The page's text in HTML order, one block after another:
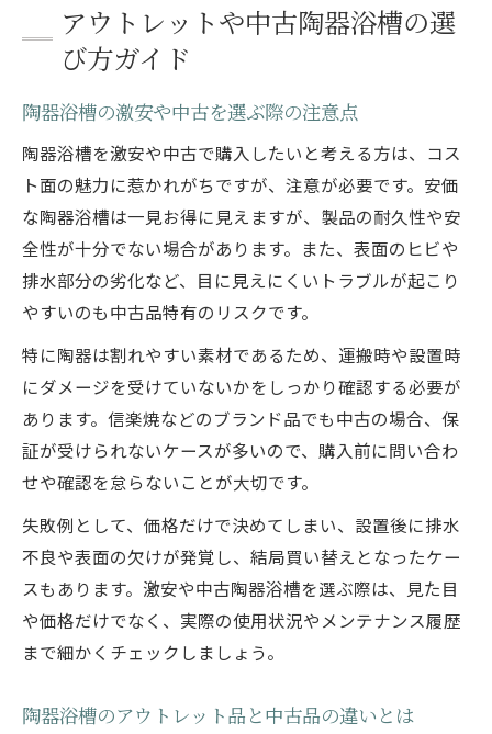
アウトレットや中古陶器浴槽の選
び方ガイド
陶器浴槽の激安や中古を選ぶ際の注意点
陶器浴槽を激安や中古で購入したいと考える方は、コス
ト面の魅力に惹かれがちですが、注意が必要です。安価
な陶器浴槽は一見お得に見えますが、製品の耐久性や安
全性が十分でない場合があります。また、表面のヒビや
排水部分の劣化など、目に見えにくいトラブルが起こり
やすいのも中古品特有のリスクです。
特に陶器は割れやすい素材であるため、運搬時や設置時
にダメージを受けていないかをしっかり確認する必要が
あります。信楽焼などのブランド品でも中古の場合、保
証が受けられないケースが多いので、購入前に問い合わ
せや確認を怠らないことが大切です。
失敗例として、価格だけで決めてしまい、設置後に排水
不良や表面の欠けが発覚し、結局買い替えとなったケー
スもあります。激安や中古陶器浴槽を選ぶ際は、見た目
や価格だけでなく、実際の使用状況やメンテナンス履歴
まで細かくチェックしましょう。
陶器浴槽のアウトレット品と中古品の違いとは